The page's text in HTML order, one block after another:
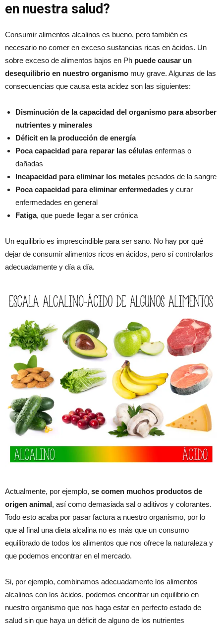
en nuestra salud?
Consumir alimentos alcalinos es bueno, pero también es
necesario no comer en exceso sustancias ricas en ácidos. Un
sobre exceso de alimentos bajos en Ph puede causar un
desequilibrio en nuestro organismo muy grave. Algunas de las
consecuencias que causa esta acidez son las siguientes:
Disminución de la capacidad del organismo para absorber
nutrientes y minerales
Déficit en la producción de energía
Poca capacidad para reparar las células enfermas o
dañadas
Incapacidad para eliminar los metales pesados de la sangre
Poca capacidad para eliminar enfermedades y curar
enfermedades en general
Fatiga, que puede llegar a ser crónica
Un equilibrio es imprescindible para ser sano. No hay por qué
dejar de consumir alimentos ricos en ácidos, pero sí controlarlos
adecuadamente y día a día.
Actualmente, por ejemplo, se comen muchos productos de
origen animal, así como demasiada sal o aditivos y colorantes.
Todo esto acaba por pasar factura a nuestro organismo, por lo
que al final una dieta alcalina no es más que un consumo
equilibrado de todos los alimentos que nos ofrece la naturaleza y
que podemos encontrar en el mercado.
Si, por ejemplo, combinamos adecuadamente los alimentos
alcalinos con los ácidos, podemos encontrar un equilibrio en
nuestro organismo que nos haga estar en perfecto estado de
salud sin que haya un déficit de alguno de los nutrientes